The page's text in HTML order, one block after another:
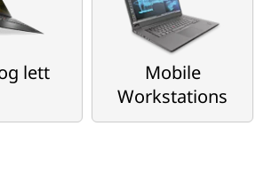
lett
Mobile
Workstations